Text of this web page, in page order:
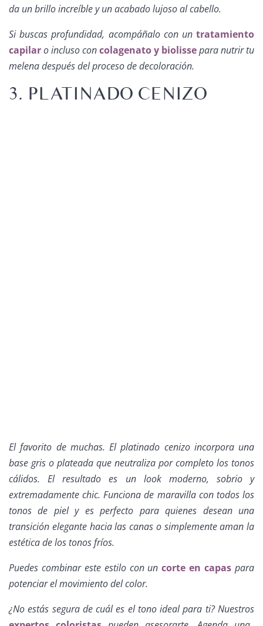
da un brillo increíble y un acabado lujoso al cabello.
Si buscas profundidad, acompáñalo con untratamiento
capilaro incluso concolagenato y biolissepara nutrir tu
melena después del proceso de decoloración.
3. PLATINADO CENIZO
El favorito de muchas. El platinado cenizo incorpora una
base gris o plateada que neutraliza por completo los tonos
cálidos. El resultado es un look moderno, sobrio y
extremadamente chic. Funciona de maravilla con todos los
tonos de piel y es perfecto para quienes desean una
transición elegante hacia las canas o simplemente aman la
estética de los tonos fríos.
Puedes combinar este estilo con un corte en capas para
potenciar el movimiento del color.
¿No estás segura de cuál es el tono ideal para ti? Nuestros